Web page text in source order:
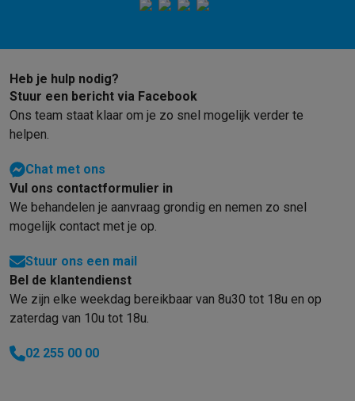
Heb je hulp nodig?
Stuur een bericht via Facebook
Ons team staat klaar om je zo snel mogelijk verder te
helpen.
Chat met ons
Vul ons contactformulier in
We behandelen je aanvraag grondig en nemen zo snel
mogelijk contact met je op.
Stuur ons een mail
Bel de klantendienst
We zijn elke weekdag bereikbaar van 8u30 tot 18u en op
zaterdag van 10u tot 18u.
02 255 00 00